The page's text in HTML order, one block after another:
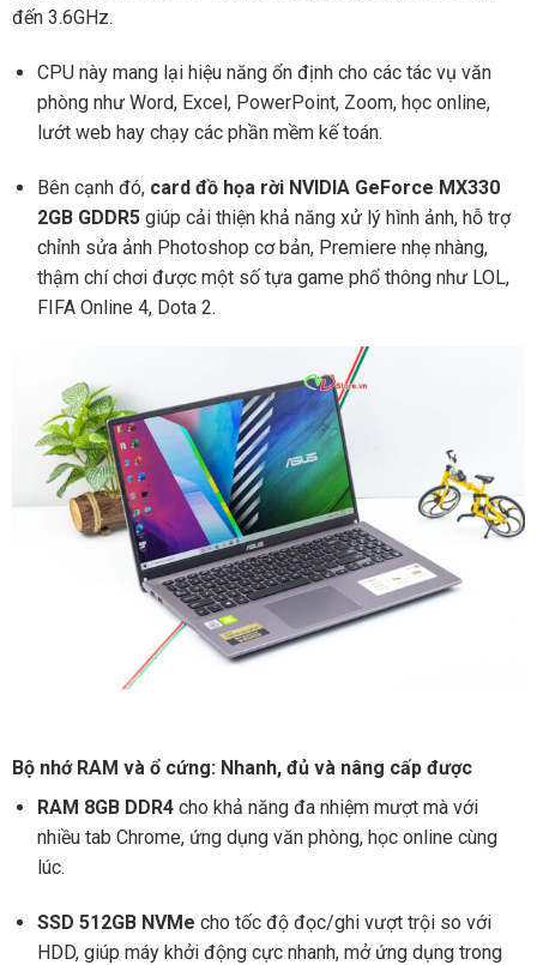
đến 3.6GHz.
CPU này mang lại hiệu năng ổn định cho các tác vụ văn
phòng như Word, Excel, PowerPoint, Zoom, học online,
lướt web hay chạy các phần mềm kế toán.
Bên cạnh đó, card đồ họa rời NVIDIA GeForce MX330
2GB GDDR5giúp cải thiện khả năng xử lý hình ảnh, hỗ trợ
chỉnh sửa ảnh Photoshop cơ bản, Premiere nhẹ nhàng,
thậm chí chơi được một số tựa game phổ thông như LOL,
FIFA Online 4, Dota 2.
Bộ nhớ RAM và ổ cứng: Nhanh, đủ và nâng cấp được
RAM 8GB DDR4cho khả năng đa nhiệm mượt mà với
nhiều tab Chrome, ứng dụng văn phòng, học online cùng
lúc.
SSD 512GB NVMe cho tốc độ đọc/ghi vượt trội so với
HDD, giúp máy khởi động cực nhanh, mở ứng dụng trong